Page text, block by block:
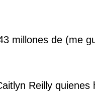
millones de (me
Reilly quienes